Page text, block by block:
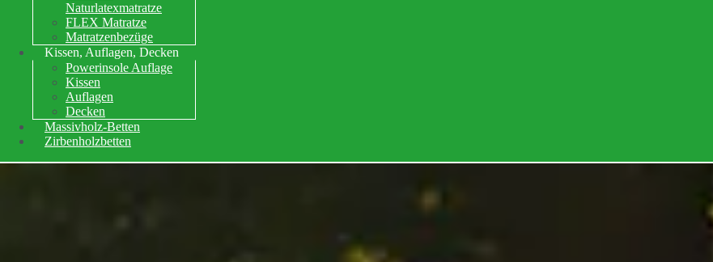
Naturlatexmatratze
FLEX Matratze
Matratzenbezüge
Kissen, Auflagen, Decken
Powerinsole Auflage
Kissen
Auflagen
Decken
Massivholz-Betten
Zirbenholzbetten